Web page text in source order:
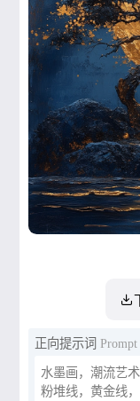
正向提示词 Prompt
水墨画，潮流艺
粉堆线，黄金线